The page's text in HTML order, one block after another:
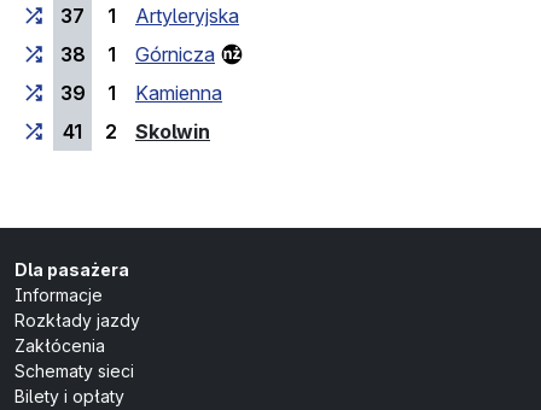
37
1
Artyleryjska
38
1
Górnicza
39
1
Kamienna
41
2 Skolwin
Dla pasażera
Informacje
Rozkłady jazdy
Zakłócenia
Schematy sieci
Bilety i opłaty